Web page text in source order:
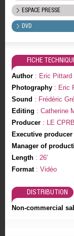
ESPACE PRESSE
DVD
FICHE
Author: Eric Pittard
Photography: Eric
Sound : Frédéric
Editing : Catherine
Producer: LE
Executive producer
Manager of
Length: 26'
Format: Vidéo
DISTRIBUTION
Non-commercial